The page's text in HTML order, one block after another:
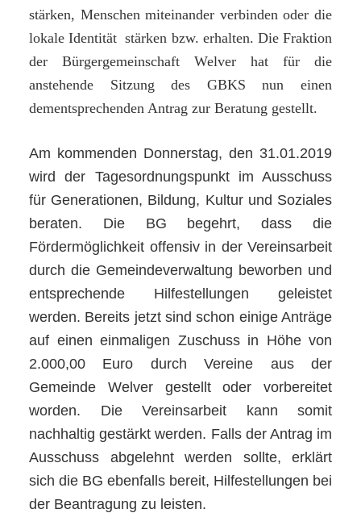
stärken, Menschen miteinander verbinden oder die
lokale Identität stärken bzw. erhalten. Die Fraktion
der Bürgergemeinschaft Welver hat für die
anstehende Sitzung des GBKS nun einen
dementsprechenden Antrag zur Beratung gestellt.
Am kommenden Donnerstag, den 31.01.2019
wird der Tagesordnungspunkt im Ausschuss
für Generationen, Bildung, Kultur und Soziales
beraten. Die BG begehrt, dass die
Fördermöglichkeit offensiv in der Vereinsarbeit
durch die Gemeindeverwaltung beworben und
entsprechende Hilfestellungen geleistet
werden. Bereits jetzt sind schon einige Anträge
auf einen einmaligen Zuschuss in Höhe von
2.000,00 Euro durch Vereine aus der
Gemeinde Welver gestellt oder vorbereitet
worden. Die Vereinsarbeit kann somit
nachhaltig gestärkt werden. Falls der Antrag im
Ausschuss abgelehnt werden sollte, erklärt
sich die BG ebenfalls bereit, Hilfestellungen bei
der Beantragung zu leisten.